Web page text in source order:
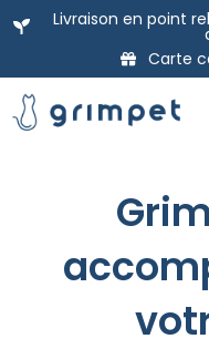
Aller
contenu
Livraison en point
Carte